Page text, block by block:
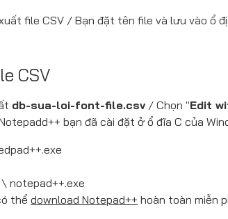
file CSV / Bạn đặt tên file và lưu vào ổ
CSV
db-sua-loi-font-file.csv/ Chọn "Edit
bạn đã cài đặt ở ổ đĩa C của
notepad++.exe
thể download Notepad++ hoàn toàn miễn